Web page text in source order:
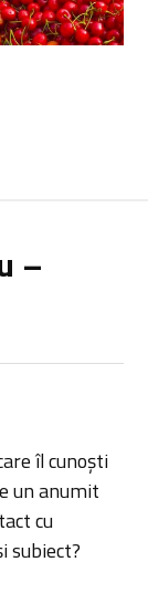
–
îl cunoști
un anumit
cu
subiect?